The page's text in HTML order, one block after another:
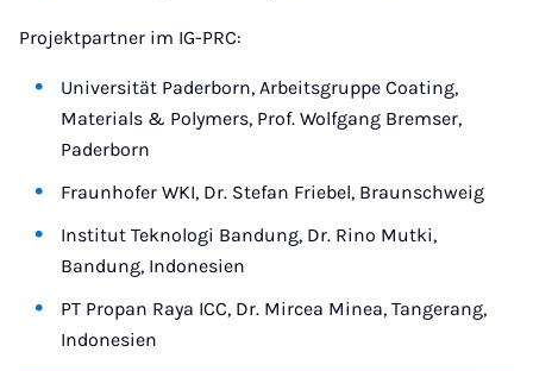
Projektpartner im IG-PRC:
Universität Paderborn, Arbeitsgruppe Coating,
Materials & Polymers, Prof. Wolfgang Bremser,
Paderborn
Fraunhofer WKI, Dr. Stefan Friebel, Braunschweig
Institut Teknologi Bandung, Dr. Rino Mutki,
Bandung, Indonesien
PT Propan Raya ICC, Dr. Mircea Minea, Tangerang,
Indonesien